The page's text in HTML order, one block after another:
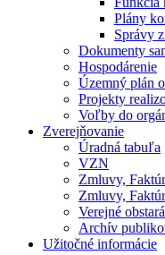
Plány
Správy
Dokumenty
Hospodárenie
Územný plán
Projekty
Voľby do
Zverejňovanie
Úradná tabuľa
VZN
Zmluvy,
Zmluvy,
Verejné
Archív
Užitočné informácie